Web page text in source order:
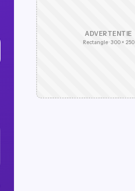
ADVERTENTIE
Rectangle · 300 × 250